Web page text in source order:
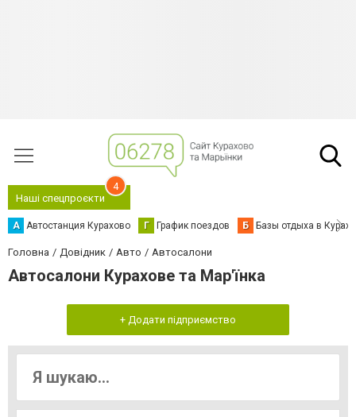
Наші спецпроєкти
4
А Автостанция Курахово Г График поездов Б Базы отдыха в
Головна Довідник Авто Автосалони
Автосалони Курахове та Мар'їнка
+ Додати підприємство